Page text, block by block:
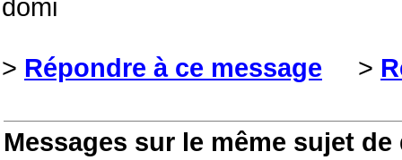
domi
> Répondre à ce message >
Messages sur le même sujet